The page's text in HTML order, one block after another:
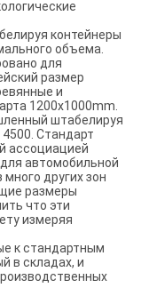
контейнеры
объема.
для
размер
и
1200x1000mm.
штабелируя
Стандарт
ассоциацией
автомобильной
других зон
размеры
что эти
измеряя
к стандартным
в складах, и